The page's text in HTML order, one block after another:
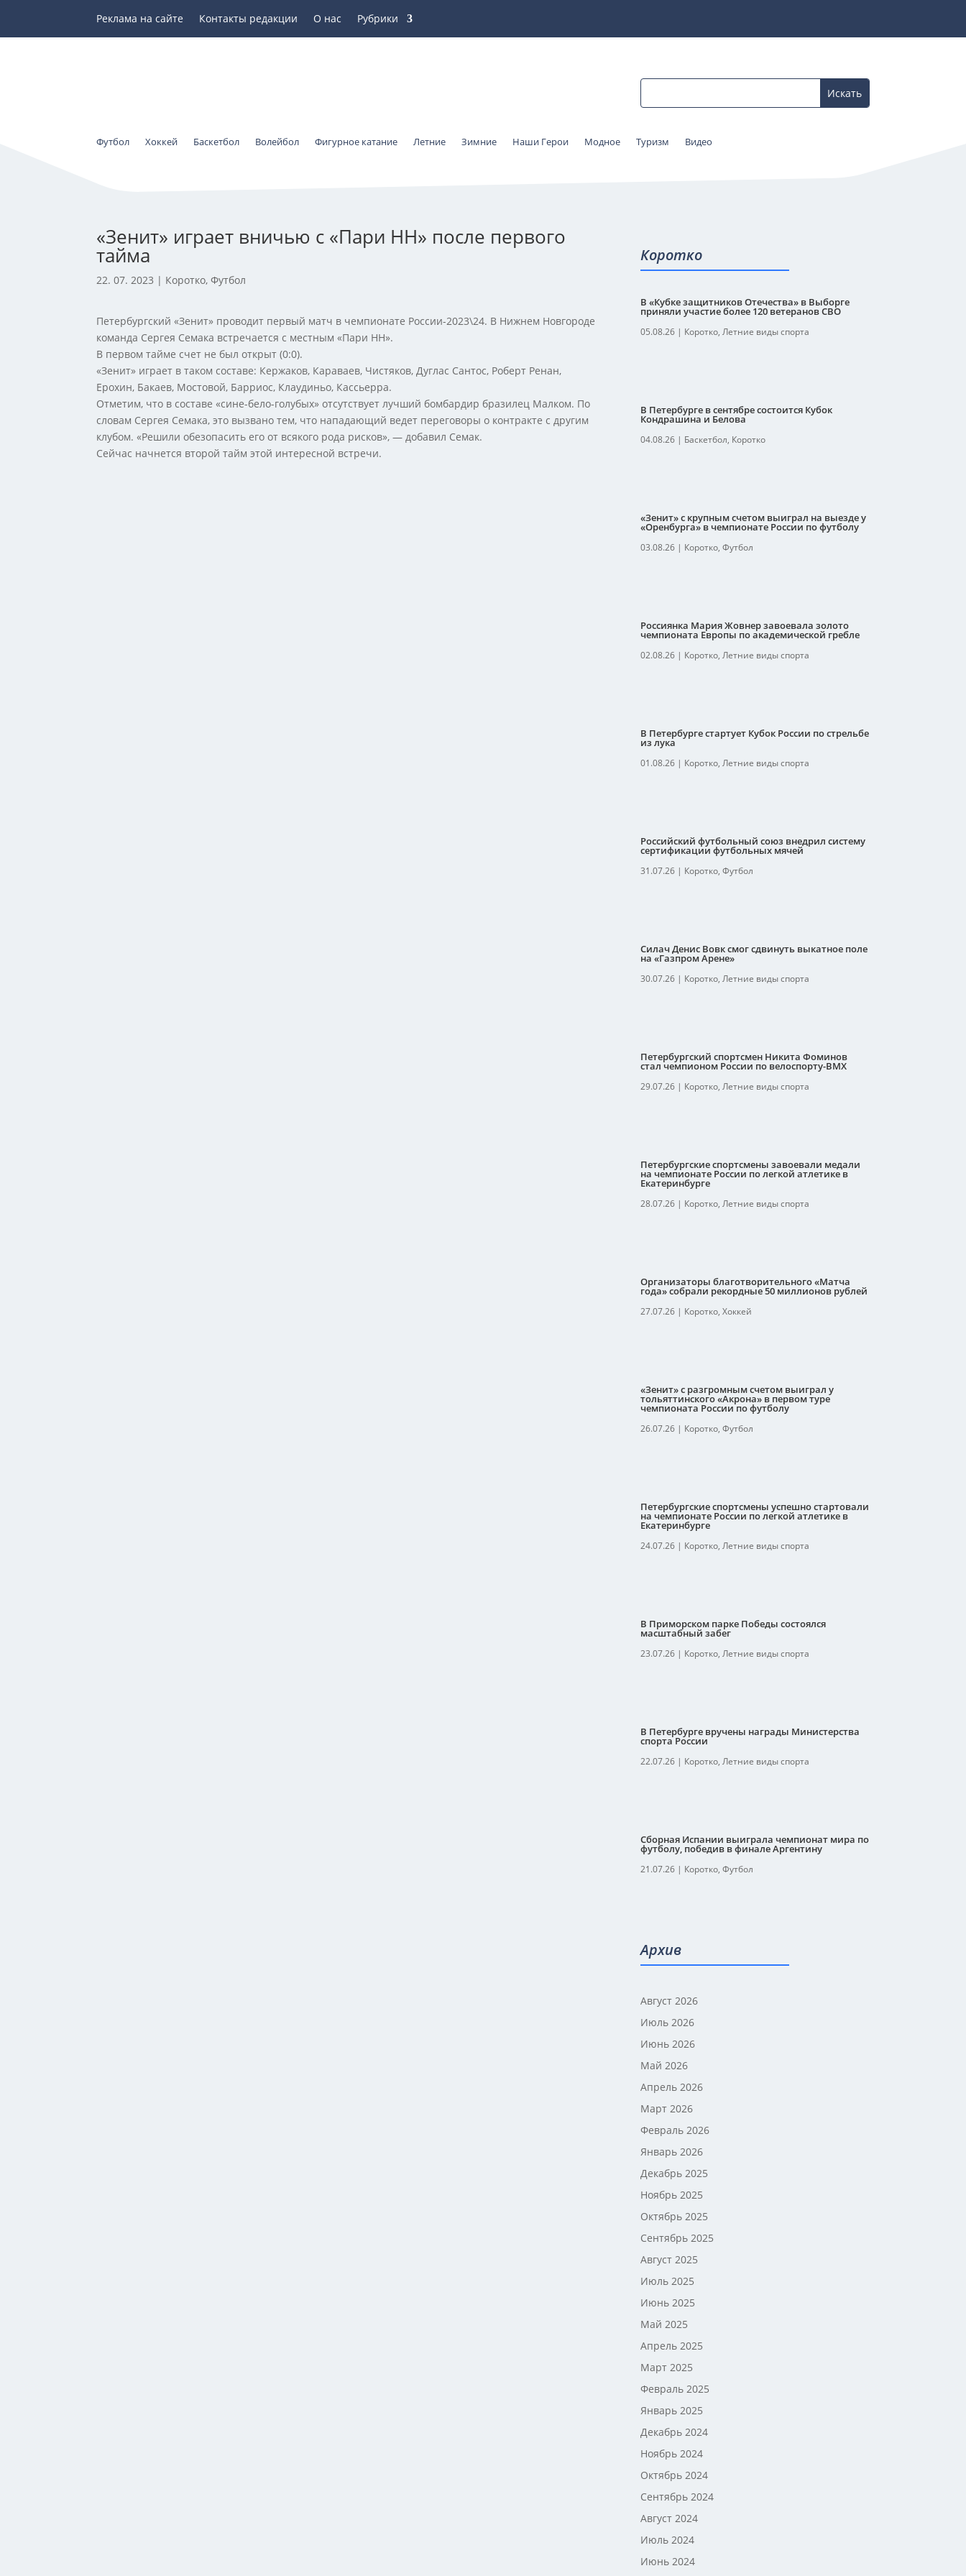
Реклама на сайте Контакты редакции О нас Рубрики
Футбол Хоккей Баскетбол Волейбол Фигурное катание Летние Зимние Наши Герои Модное Туризм Видео
«Зенит» играет вничью с «Пари НН» после первого
тайма
22. 07. 2023 | Коротко,Футбол
Петербургский «Зенит» проводит первый матч в чемпионате России-2023\24. В Нижнем Новгороде
команда Сергея Семака встречается с местным «Пари НН».
В первом тайме счет не был открыт (0:0).
«Зенит» играет в таком составе: Кержаков, Караваев, Чистяков, Дуглас Сантос, Роберт Ренан,
Ерохин, Бакаев, Мостовой, Барриос, Клаудиньо, Кассьерра.
Отметим, что в составе «сине-бело-голубых» отсутствует лучший бомбардир бразилец Малком. По
словам Сергея Семака, это вызвано тем, что нападающий ведет переговоры о контракте с другим
клубом. «Решили обезопасить его от всякого рода рисков», — добавил Семак.
Сейчас начнется второй тайм этой интересной встречи.
Коротко
В «Кубке защитников Отечества» в Выборге
приняли участие более 120 ветеранов СВО
05.08.26| Коротко, Летние виды спорта
В Петербурге в сентябре состоится Кубок
Кондрашина и Белова
04.08.26| Баскетбол, Коротко
«Зенит» с крупным счетом выиграл на выезде у
«Оренбурга» в чемпионате России по футболу
03.08.26| Коротко, Футбол
Россиянка Мария Жовнер завоевала золото
чемпионата Европы по академической гребле
02.08.26| Коротко, Летние виды спорта
В Петербурге стартует Кубок России по стрельбе
из лука
01.08.26| Коротко, Летние виды спорта
Российский футбольный союз внедрил систему
сертификации футбольных мячей
31.07.26| Коротко, Футбол
Силач Денис Вовк смог сдвинуть выкатное поле
на «Газпром Арене»
30.07.26| Коротко, Летние виды спорта
Петербургский спортсмен Никита Фоминов
стал чемпионом России по велоспорту-ВМХ
29.07.26| Коротко, Летние виды спорта
Петербургские спортсмены завоевали медали
на чемпионате России по легкой атлетике в
Екатеринбурге
28.07.26| Коротко, Летние виды спорта
Организаторы благотворительного «Матча
года» собрали рекордные 50 миллионов рублей
27.07.26| Коротко, Хоккей
«Зенит» с разгромным счетом выиграл у
тольяттинского «Акрона» в первом туре
чемпионата России по футболу
26.07.26| Коротко, Футбол
Петербургские спортсмены успешно стартовали
на чемпионате России по легкой атлетике в
Екатеринбурге
24.07.26| Коротко, Летние виды спорта
В Приморском парке Победы состоялся
масштабный забег
23.07.26| Коротко, Летние виды спорта
В Петербурге вручены награды Министерства
спорта России
22.07.26| Коротко, Летние виды спорта
Сборная Испании выиграла чемпионат мира по
футболу, победив в финале Аргентину
21.07.26| Коротко, Футбол
Архив
Август 2026
Июль 2026
Июнь 2026
Май 2026
Апрель 2026
Март 2026
Февраль 2026
Январь 2026
Декабрь 2025
Ноябрь 2025
Октябрь 2025
Сентябрь 2025
Август 2025
Июль 2025
Июнь 2025
Май 2025
Апрель 2025
Март 2025
Февраль 2025
Январь 2025
Декабрь 2024
Ноябрь 2024
Октябрь 2024
Сентябрь 2024
Август 2024
Июль 2024
Июнь 2024